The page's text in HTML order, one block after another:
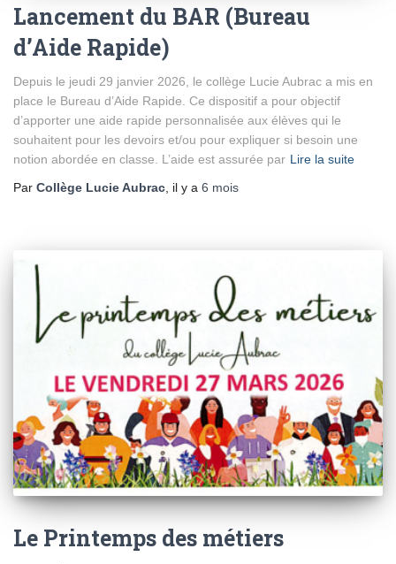
Lancement du BAR (Bureau
d’Aide Rapide)
Depuis le jeudi 29 janvier 2026, le collège Lucie Aubrac a mis en
place le Bureau d’Aide Rapide. Ce dispositif a pour objectif
d’apporter une aide rapide personnalisée aux élèves qui le
souhaitent pour les devoirs et/ou pour expliquer si besoin une
notion abordée en classe. L’aide est assurée par Lire la suite
Par Collège Lucie Aubrac , il y a 6 mois
Le Printemps des métiers